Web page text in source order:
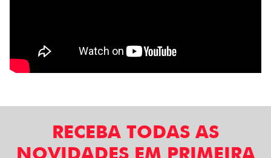
RECEBA TODAS AS
NOVIDADES EM PRIMEIRA